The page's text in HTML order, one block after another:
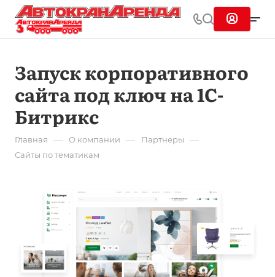
Запуск корпоративного
сайта под ключ на 1С-
Битрикс
Главная — О компании — Партнеры —
Сайты по тематикам